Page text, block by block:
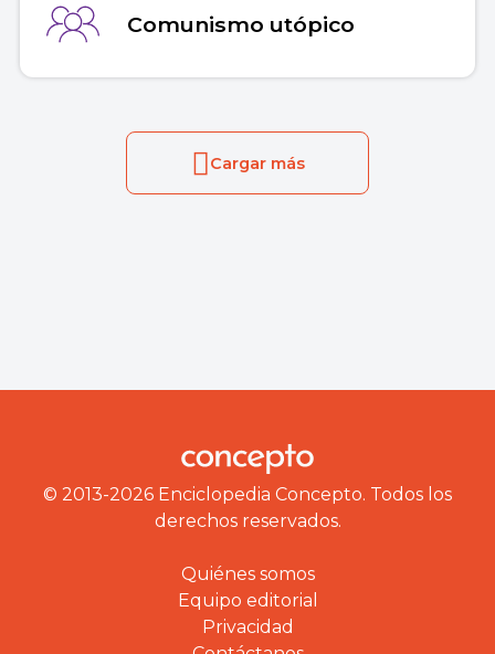
Comunismo utópico
Cargar más
© 2013-2026 Enciclopedia Concepto. Todos los
derechos reservados.
Quiénes somos
Equipo editorial
Privacidad